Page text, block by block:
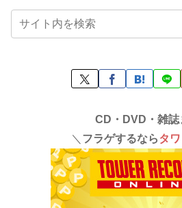
CD・DVD・雑誌
＼ フラゲするなら タ